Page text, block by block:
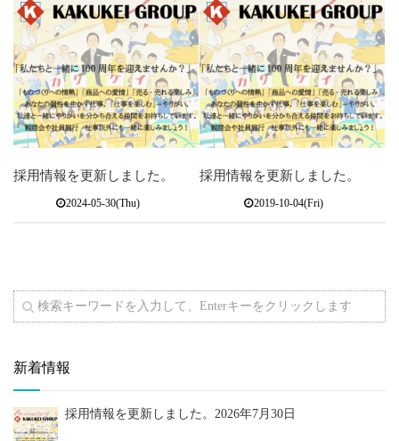
採用情報を更新しました。
2024-05-30(Thu)
採用情報を更新しました。
2019-10-04(Fri)
新着情報
採用情報を更新しました。 2026年7月30日